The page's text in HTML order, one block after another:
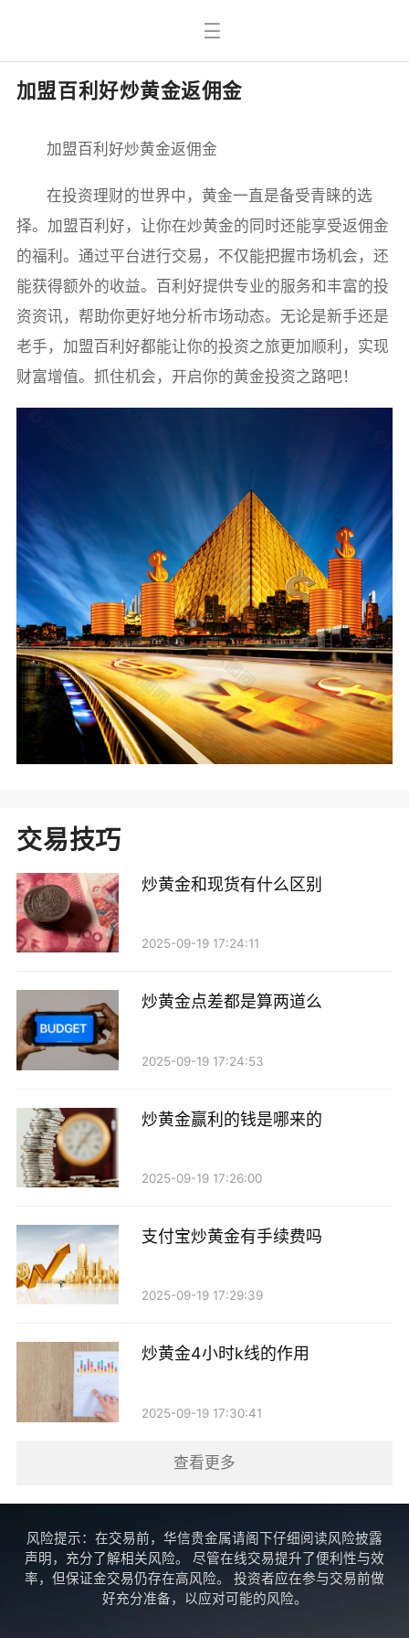
加盟百利好炒黄金返佣金
加盟百利好炒黄金返佣金
在投资理财的世界中，黄金一直是备受青睐的选
择。加盟百利好，让你在炒黄金的同时还能享受返佣金
的福利。通过平台进行交易，不仅能把握市场机会，还
能获得额外的收益。百利好提供专业的服务和丰富的投
资资讯，帮助你更好地分析市场动态。无论是新手还是
老手，加盟百利好都能让你的投资之旅更加顺利，实现
财富增值。抓住机会，开启你的黄金投资之路吧！
交易技巧
炒黄金和现货有什么区别
2025-09-19 17:24:11
炒黄金点差都是算两道么
2025-09-19 17:24:53
炒黄金赢利的钱是哪来的
2025-09-19 17:26:00
支付宝炒黄金有手续费吗
2025-09-19 17:29:39
炒黄金4小时k线的作用
2025-09-19 17:30:41
查看更多
风险提示：在交易前，华信贵金属请阁下仔细阅读风险披露
声明，充分了解相关风险。 尽管在线交易提升了便利性与效
率，但保证金交易仍存在高风险。 投资者应在参与交易前做
好充分准备，以应对可能的风险。